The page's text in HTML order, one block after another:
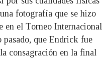
fotografía que se hizo
en el Torneo Internacional
que Endrick fue
consagración en la final